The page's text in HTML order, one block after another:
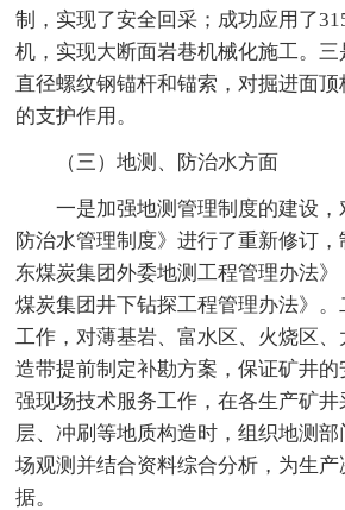
制，实现了安全回采；成功应用了
机，实现大断面岩巷机械化施工。
直径螺纹钢锚杆和锚索，对掘进面
的支护作用。
（三）地测、防治水方面
一是加强地测管理制度的建设，
防治水管理制度》进行了重新修订
东煤炭集团外委地测工程管理办法
煤炭集团井下钻探工程管理办法》
工作，对薄基岩、富水区、火烧区
造带提前制定补勘方案，保证矿井
强现场技术服务工作，在各生产矿
层、冲刷等地质构造时，组织地测
场观测并结合资料综合分析，为生
据。